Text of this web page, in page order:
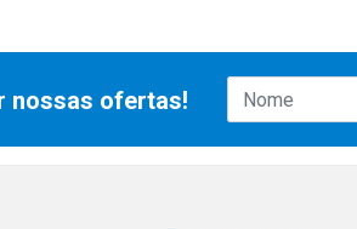
nossas ofertas!